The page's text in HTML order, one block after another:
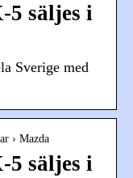
5 säljes i
Sverige med
› Mazda
5 säljes i